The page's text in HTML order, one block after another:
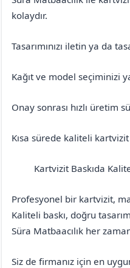
kolaydır.
Tasarımınızı iletin ya da
Kağıt ve model seçiminizi
Onay sonrası hızlı üretim
Kısa sürede kaliteli kartvizit
Kartvizit Baskıda
Profesyonel bir kartvizit,
Kaliteli baskı, doğru
Süra Matbaacılık her
Siz de firmanız için en